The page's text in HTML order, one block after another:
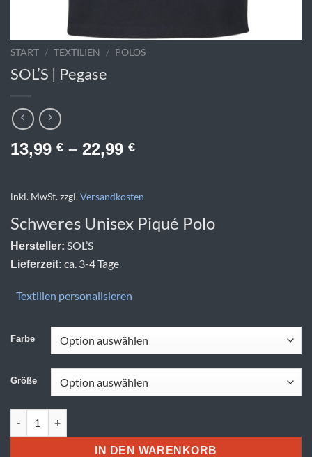
START / TEXTILIEN / POLOS
SOL’S | Pegase
13,99 € – 22,99 €
inkl. MwSt.zzgl.Versandkosten
Schweres Unisex Piqué Polo
Hersteller: SOL’S
Lieferzeit: ca. 3-4 Tage
Textilien personalisieren
Farbe
Größe
IN DEN WARENKORB